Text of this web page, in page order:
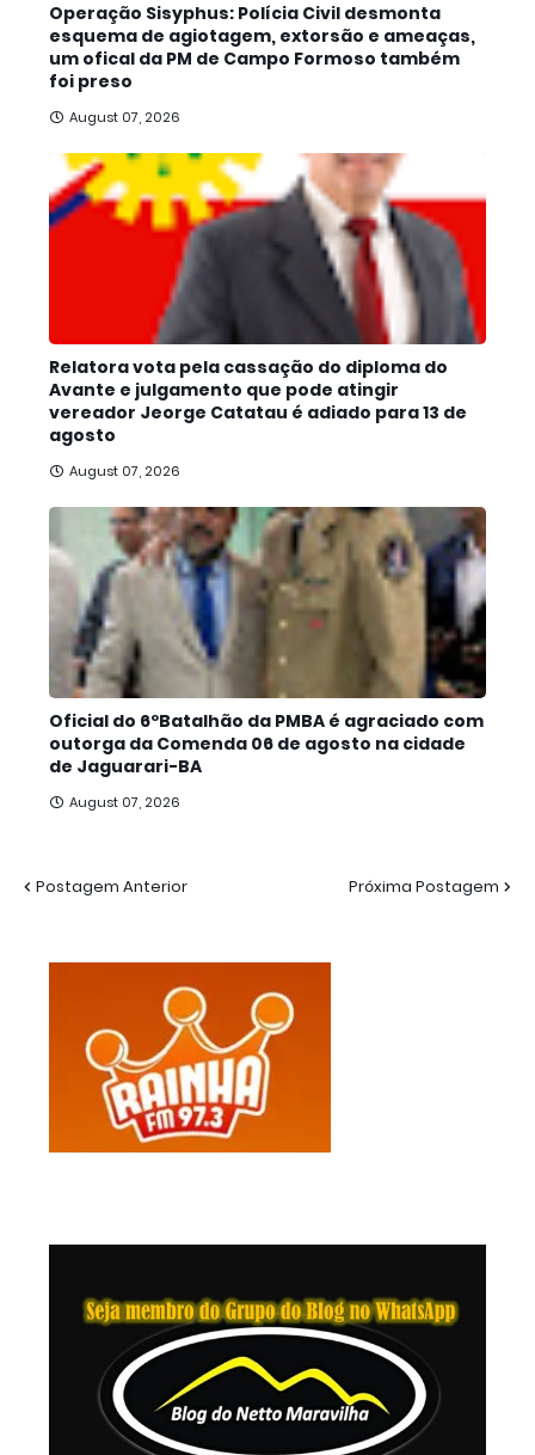
Operação Sisyphus: Polícia Civil desmonta
esquema de agiotagem, extorsão e ameaças,
um ofical da PM de Campo Formoso também
foi preso
August 07, 2026
Relatora vota pela cassação do diploma do
Avante e julgamento que pode atingir
vereador Jeorge Catatau é adiado para 13 de
agosto
August 07, 2026
Oficial do 6ºBatalhão da PMBA é agraciado com
outorga da Comenda 06 de agosto na cidade
de Jaguarari-BA
August 07, 2026
Postagem Anterior Próxima Postagem